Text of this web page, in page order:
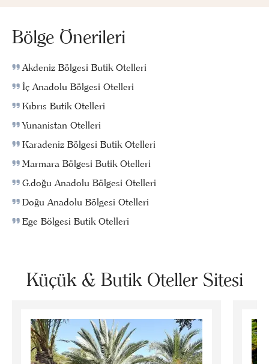
Bölge Önerileri
Akdeniz Bölgesi Butik Otelleri
İç Anadolu Bölgesi Otelleri
Kıbrıs Butik Otelleri
Yunanistan Otelleri
Karadeniz Bölgesi Butik Otelleri
Marmara Bölgesi Butik Otelleri
G.doğu Anadolu Bölgesi Otelleri
Doğu Anadolu Bölgesi Otelleri
Ege Bölgesi Butik Otelleri
Küçük & Butik Oteller Sitesi